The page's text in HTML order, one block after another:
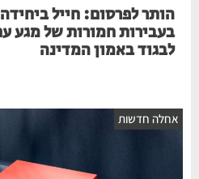
הותר לפרסום: חייל ביחידה
בעבירות חמורות של מגע עם
לבגוד באמון המדינה
חדשות